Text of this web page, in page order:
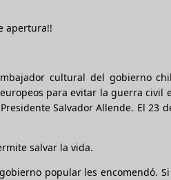
apertura!!
cultural del gobierno
para evitar la guerra civil
Salvador Allende. El 23
salvar la vida.
popular les encomendó.